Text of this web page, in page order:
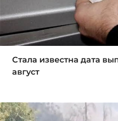
Стала известна дата
август